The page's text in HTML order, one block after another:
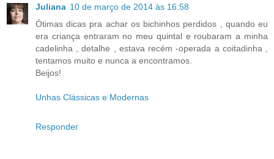
Juliana 10 de março de 2014 às 16:58
Ótimas dicas pra achar os bichinhos perdidos , quando eu
era criança entraram no meu quintal e roubaram a minha
cadelinha , detalhe , estava recém -operada a coitadinha ,
tentamos muito e nunca a encontramos.
Beijos!
Unhas Clássicas e Modernas
Responder